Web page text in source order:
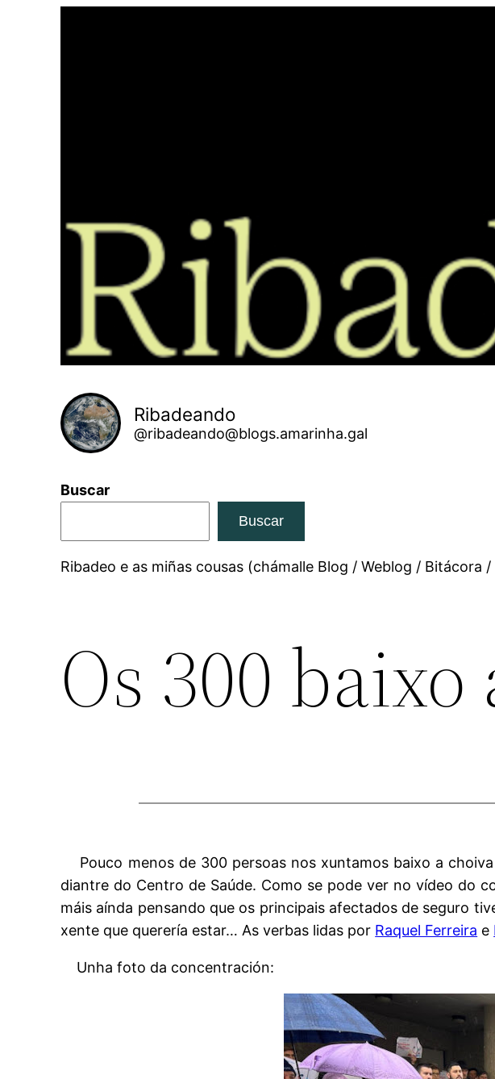
Ribadeando
@ribadeando@blogs.amarinha.gal
Buscar
Buscar
Ribadeo e as miñas cousas (chámalle Blog / Weblog / Bitácora
Os 300
Pouco menos de 300 persoas nos xuntamos baixo a
diantre do Centro de Saúde. Como se pode ver no vídeo do
máis aínda pensando que os principais afectados de seguro
xente que querería estar… As verbas lidas por Raquel Ferreira e
Unha foto da concentración: